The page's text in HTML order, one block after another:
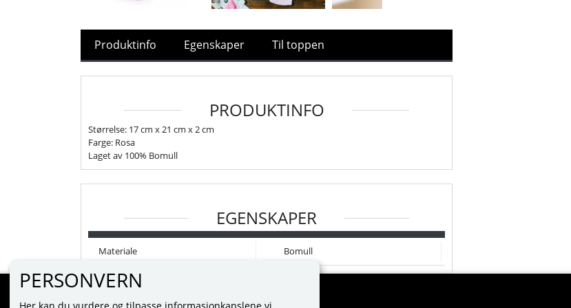
Produktinfo Egenskaper Til toppen
PRODUKTINFO
Størrelse: 17 cm x 21 cm x 2 cm
Farge: Rosa
Laget av 100% Bomull
EGENSKAPER
Materiale Bomull
PERSONVERN